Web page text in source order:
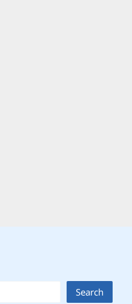
Search